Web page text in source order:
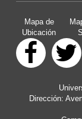
Mapa de
Ubicación
Dirección: